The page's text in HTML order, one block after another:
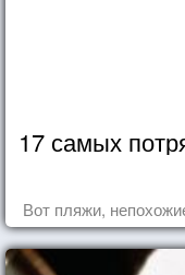
17 самых
Вот пляжи,